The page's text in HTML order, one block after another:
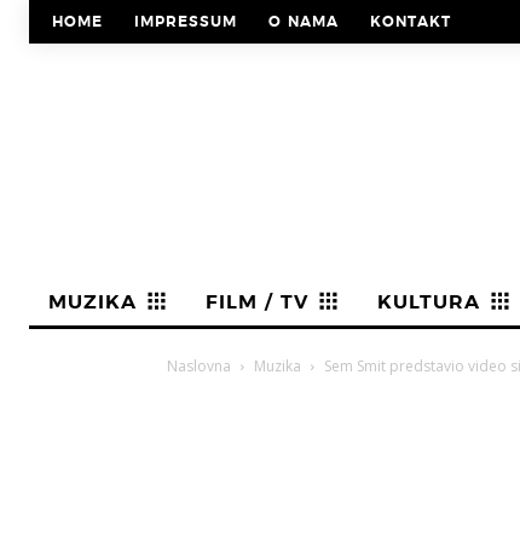
HOME IMPRESSUM O NAMA KONTAKT
MUZIKA FILM / TV KULTURA
Naslovna Muzika Sem Smit predstavio video